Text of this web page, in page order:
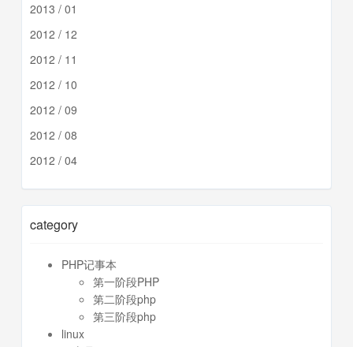
2013 / 01
2012 / 12
2012 / 11
2012 / 10
2012 / 09
2012 / 08
2012 / 04
category
PHP记事本
第一阶段PHP
第二阶段php
第三阶段php
linux